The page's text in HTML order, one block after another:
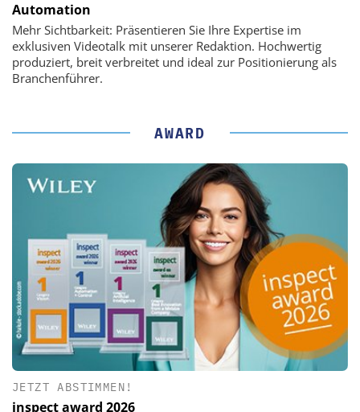
Automation
Mehr Sichtbarkeit: Präsentieren Sie Ihre Expertise im
exklusiven Videotalk mit unserer Redaktion. Hochwertig
produziert, breit verbreitet und ideal zur Positionierung als
Branchenführer.
AWARD
JETZT ABSTIMMEN!
inspect award 2026